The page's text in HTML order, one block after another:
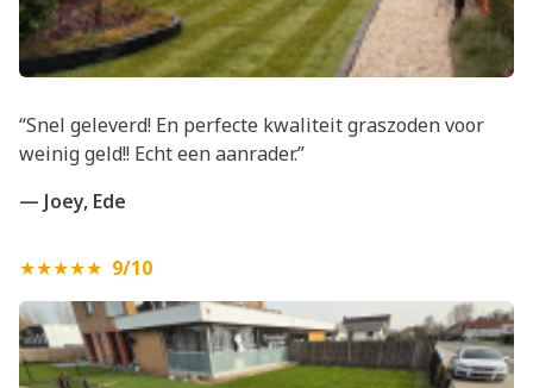
“Snel geleverd! En perfecte kwaliteit graszoden voor
weinig geld!! Echt een aanrader.”
— Joey, Ede
★★★★★ 9/10